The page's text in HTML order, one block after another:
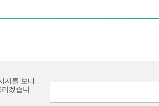
지를 보내
겠습니